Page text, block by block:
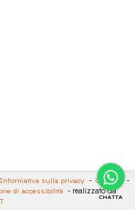
CHATTA
Informativa sulla privacy - Cookies
-
di accessibilità - realizzato da